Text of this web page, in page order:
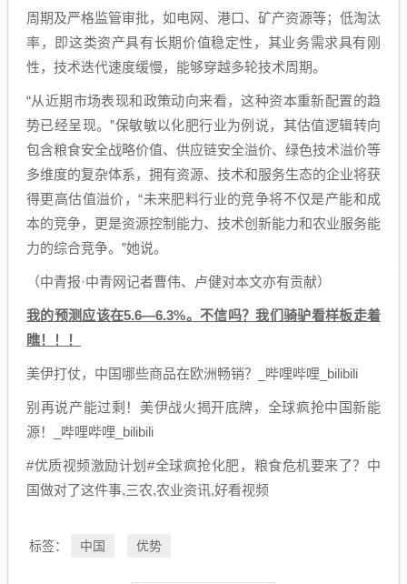
周期及严格监管审批，如电网、港口、矿产资源等；低淘汰
率，即这类资产具有长期价值稳定性，其业务需求具有刚
性，技术迭代速度缓慢，能够穿越多轮技术周期。
“从近期市场表现和政策动向来看，这种资本重新配置的趋
势已经呈现。”保敏敏以化肥行业为例说，其估值逻辑转向
包含粮食安全战略价值、供应链安全溢价、绿色技术溢价等
多维度的复杂体系，拥有资源、技术和服务生态的企业将获
得更高估值溢价，“未来肥料行业的竞争将不仅是产能和成
本的竞争，更是资源控制能力、技术创新能力和农业服务能
力的综合竞争。”她说。
（中青报·中青网记者曹伟、卢健对本文亦有贡献）
我的预测应该在5.6—6.3%。不信吗？我们骑驴看样板走着
瞧！！！
美伊打仗，中国哪些商品在欧洲畅销？_哔哩哔哩_bilibili
别再说产能过剩！美伊战火揭开底牌，全球疯抢中国新能
源！_哔哩哔哩_bilibili
#优质视频激励计划#全球疯抢化肥，粮食危机要来了？中
国做对了这件事,三农,农业资讯,好看视频
标签： 中国 优势